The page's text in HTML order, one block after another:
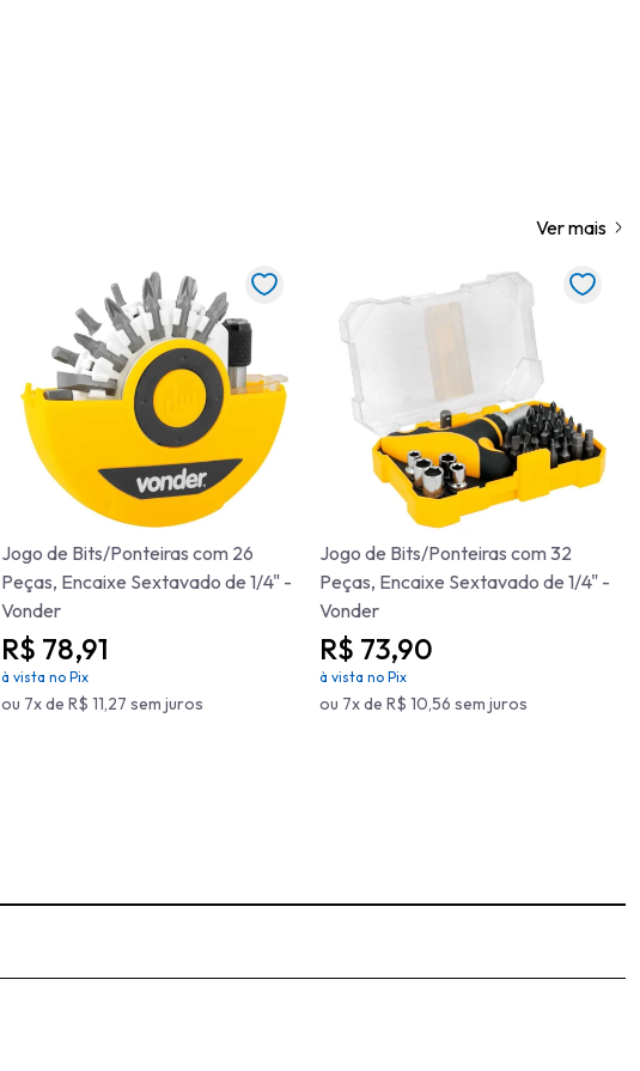
Ver mais
Jogo de Bits/Ponteiras com 26
Peças, Encaixe Sextavado de 1/4" -
Vonder
R$ 78,91
à vista no Pix
ou 7x de R$ 11,27 sem juros
Jogo de Bits/Ponteiras com 32
Peças, Encaixe Sextavado de 1/4" -
Vonder
R$ 73,90
à vista no Pix
ou 7x de R$ 10,56 sem juros